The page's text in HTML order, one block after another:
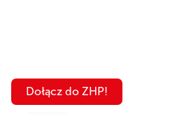
Dołącz do ZHP!